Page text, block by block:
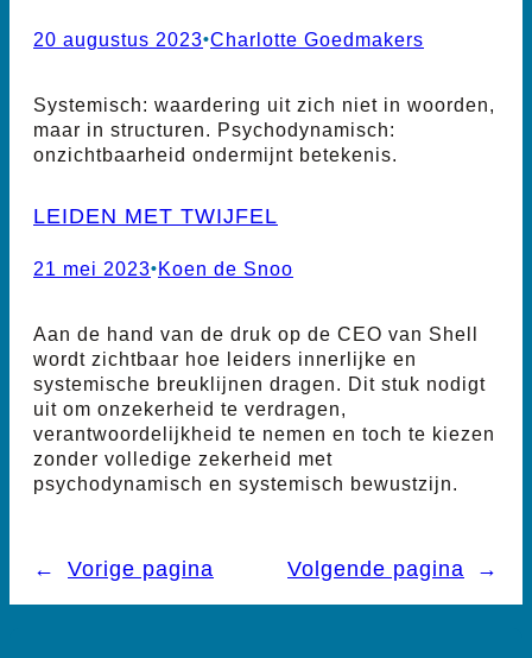
20 augustus 2023•Charlotte Goedmakers
Systemisch: waardering uit zich niet in woorden,
maar in structuren. Psychodynamisch:
onzichtbaarheid ondermijnt betekenis.
LEIDEN MET TWIJFEL
21 mei 2023•Koen de Snoo
Aan de hand van de druk op de CEO van Shell
wordt zichtbaar hoe leiders innerlijke en
systemische breuklijnen dragen. Dit stuk nodigt
uit om onzekerheid te verdragen,
verantwoordelijkheid te nemen en toch te kiezen
zonder volledige zekerheid met
psychodynamisch en systemisch bewustzijn.
← Vorige pagina Volgende pagina →